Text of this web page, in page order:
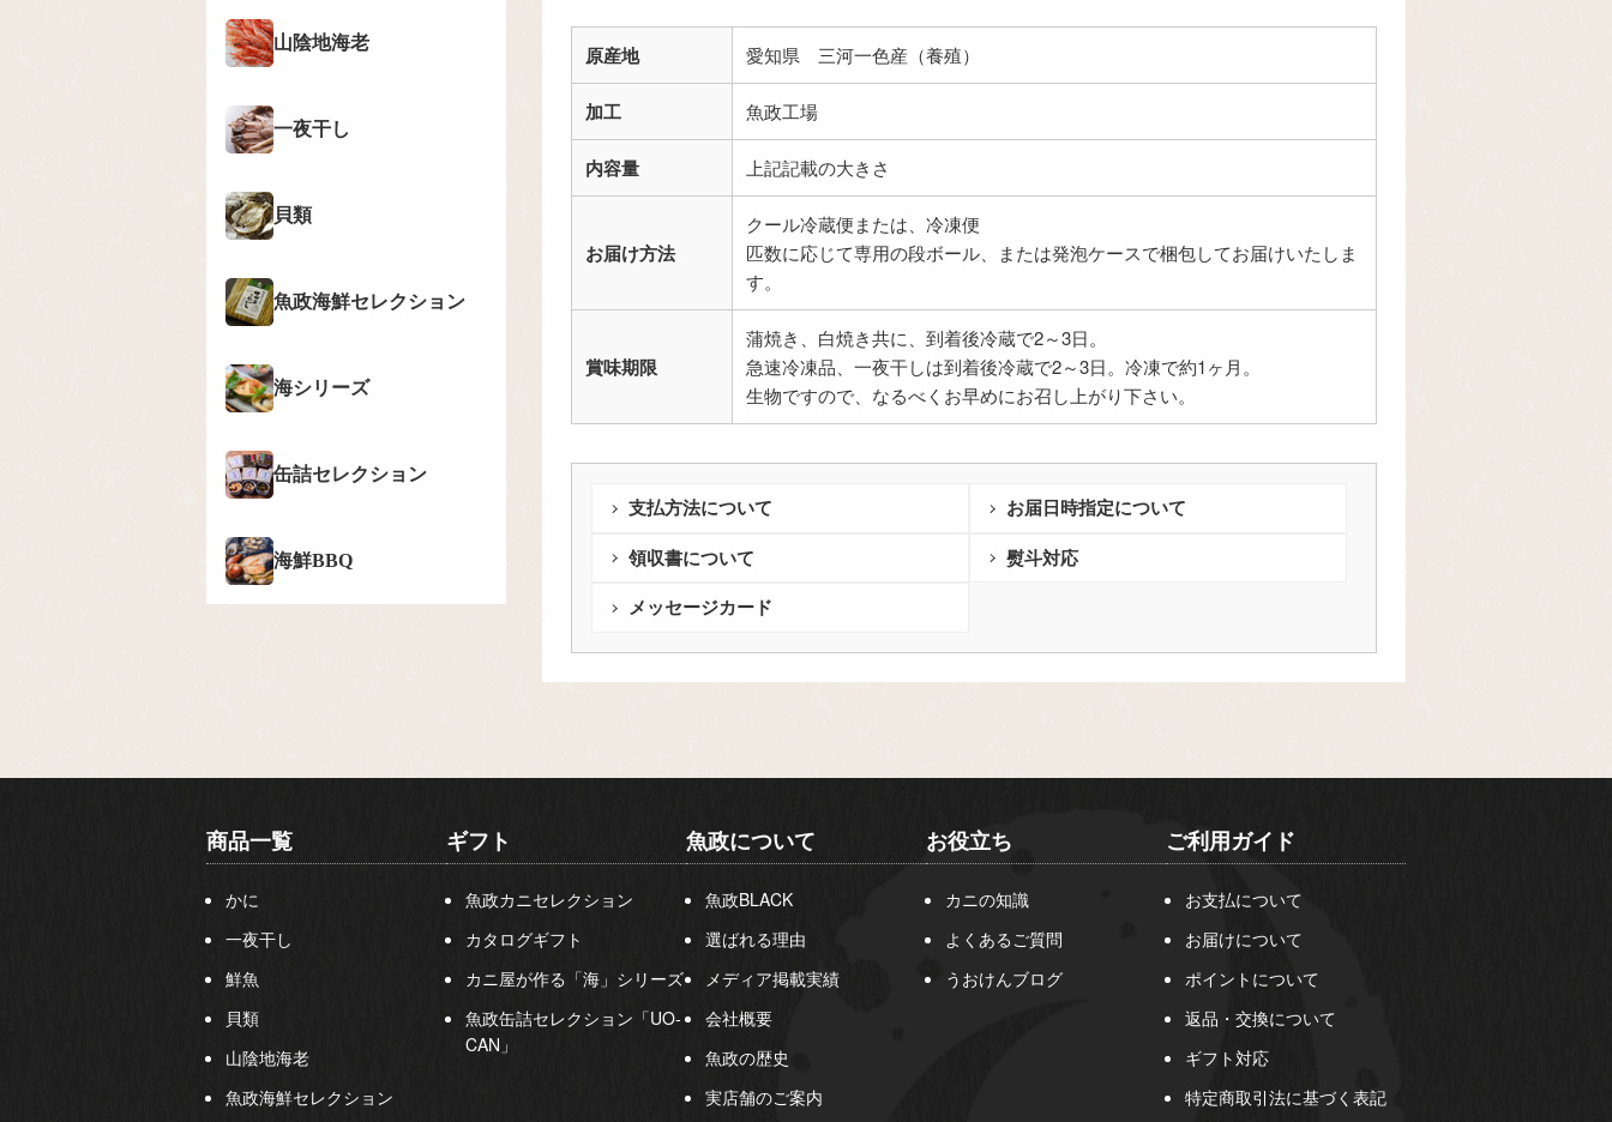
山陰地海老
一夜干し
貝類
魚政海鮮セレクション
海シリーズ
缶詰セレクション
海鮮BBQ
原産地 愛知県 三河一色産（養殖）
加工 魚政工場
内容量 上記記載の大きさ
お届け方法
クール冷蔵便または、冷凍便
匹数に応じて専用の段ボール、または発泡ケースで梱包してお届けいたしま
す。
賞味期限
蒲焼き、白焼き共に、到着後冷蔵で2～3日。
急速冷凍品、一夜干しは到着後冷蔵で2～3日。冷凍で約1ヶ月。
生物ですので、なるべくお早めにお召し上がり下さい。
支払方法について
お届日時指定について
領収書について
熨斗対応
メッセージカード
商品一覧
かに
一夜干し
鮮魚
貝類
山陰地海老
魚政海鮮セレクション
ギフト
魚政カニセレクション
カタログギフト
カニ屋が作る「海」シリーズ
魚政缶詰セレクション「UO-
CAN」
魚政について
魚政BLACK
選ばれる理由
メディア掲載実績
会社概要
魚政の歴史
実店舗のご案内
お役立ち
カニの知識
よくあるご質問
うおけんブログ
ご利用ガイド
お支払について
お届けについて
ポイントについて
返品・交換について
ギフト対応
特定商取引法に基づく表記